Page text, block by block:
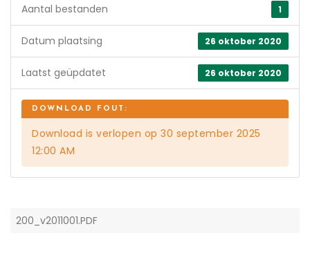
1
Aantal bestanden
26 oktober 2020
Datum plaatsing
26 oktober 2020
Laatst geüpdatet
Download is verlopen op 30 september 2025
12:00 AM
200_v2011001.PDF